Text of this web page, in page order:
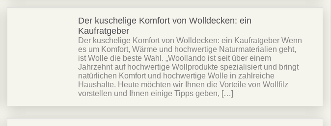
Der kuschelige Komfort von Wolldecken: ein
Kaufratgeber
Der kuschelige Komfort von Wolldecken: ein Kaufratgeber Wenn
es um Komfort, Wärme und hochwertige Naturmaterialien geht,
ist Wolle die beste Wahl. „Woollando ist seit über einem
Jahrzehnt auf hochwertige Wollprodukte spezialisiert und bringt
natürlichen Komfort und hochwertige Wolle in zahlreiche
Haushalte. Heute möchten wir Ihnen die Vorteile von Wollfilz
vorstellen und Ihnen einige Tipps geben, […]